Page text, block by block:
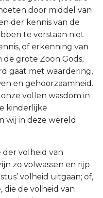
door middel van
der kennis van de
te verstaan niet
of erkenning van
de grote Zoon Gods,
gaat met waardering,
en gehoorzaamheid.
vollen wasdom in
kinderlijke
wij in deze wereld
volheid van
zo volwassen en rijp
volheid uitgaan; of,
de volheid van